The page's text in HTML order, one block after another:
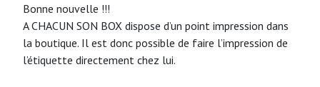
Bonne nouvelle !!!
A CHACUN SON BOX dispose d’un point impression dans
la boutique. Il est donc possible de faire l’impression de
l’étiquette directement chez lui.